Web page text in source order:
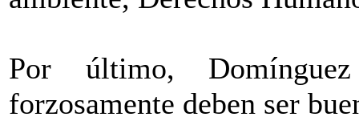
Por último,
forzosamente deben ser